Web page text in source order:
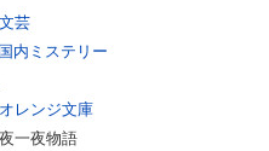
芸
国内ミステリー
レンジ文庫
一夜物語